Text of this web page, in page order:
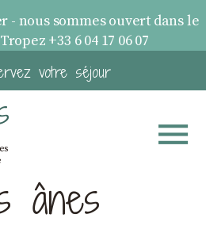
- nous sommes ouvert dans le
+33 6 04 17 06 07
votre séjour
ânes